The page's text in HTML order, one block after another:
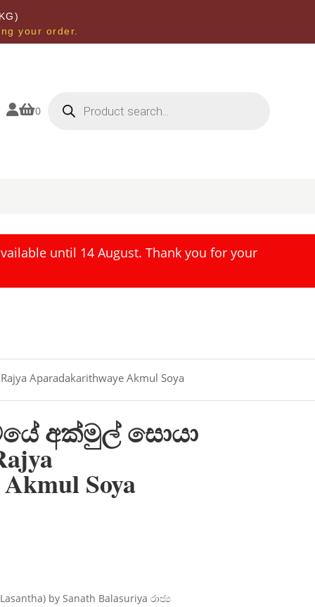
your order.
0 search
until 14 August. Thank you for your
Aparadakarithwaye Akmul Soya
අක්මුල් සොයා
Soya
by Sanath Balasuriya රාජ්‍ය